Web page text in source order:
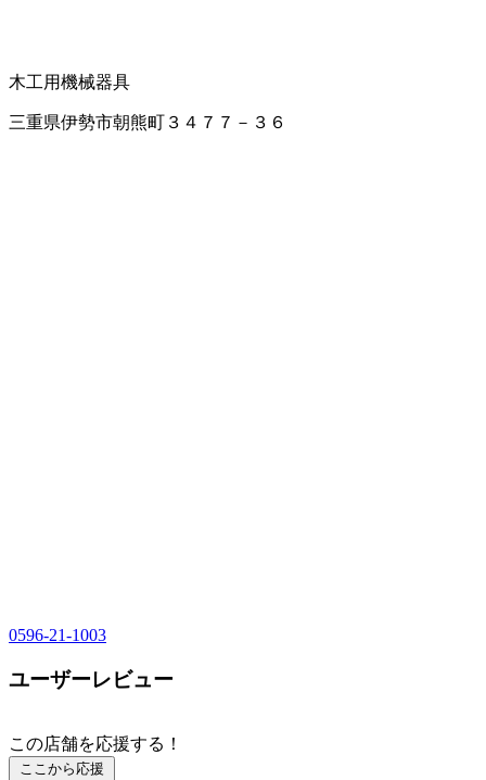
木工用機械器具
三重県伊勢市朝熊町３４７７－３６
0596-21-1003
ユーザーレビュー
この店舗を応援する！
ここから応援